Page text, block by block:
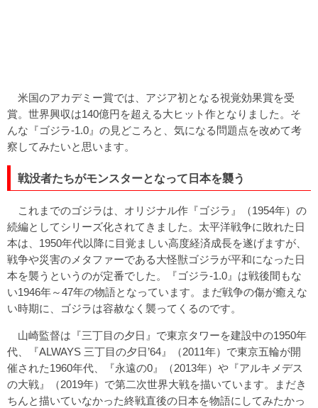
米国のアカデミー賞では、アジア初となる視覚効果賞を受
賞。世界興収は140億円を超える大ヒット作となりました。そ
んな『ゴジラ-1.0』の見どころと、気になる問題点を改めて考
察してみたいと思います。
戦没者たちがモンスターとなって日本を襲う
これまでのゴジラは、オリジナル作『ゴジラ』（1954年）の
続編としてシリーズ化されてきました。太平洋戦争に敗れた日
本は、1950年代以降に目覚ましい高度経済成長を遂げますが、
戦争や災害のメタファーである大怪獣ゴジラが平和になった日
本を襲うというのが定番でした。『ゴジラ-1.0』は戦後間もな
い1946年～47年の物語となっています。まだ戦争の傷が癒えな
い時期に、ゴジラは容赦なく襲ってくるのです。
山崎監督は『三丁目の夕日』で東京タワーを建設中の1950年
代、『ALWAYS 三丁目の夕日’64』（2011年）で東京五輪が開
催された1960年代、『永遠の0』（2013年）や『アルキメデス
の大戦』（2019年）で第二次世界大戦を描いています。まだき
ちんと描いていなかった終戦直後の日本を物語にしてみたかっ